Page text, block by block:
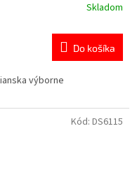
Skladom
Do košíka
výborne
Kód: DS6115